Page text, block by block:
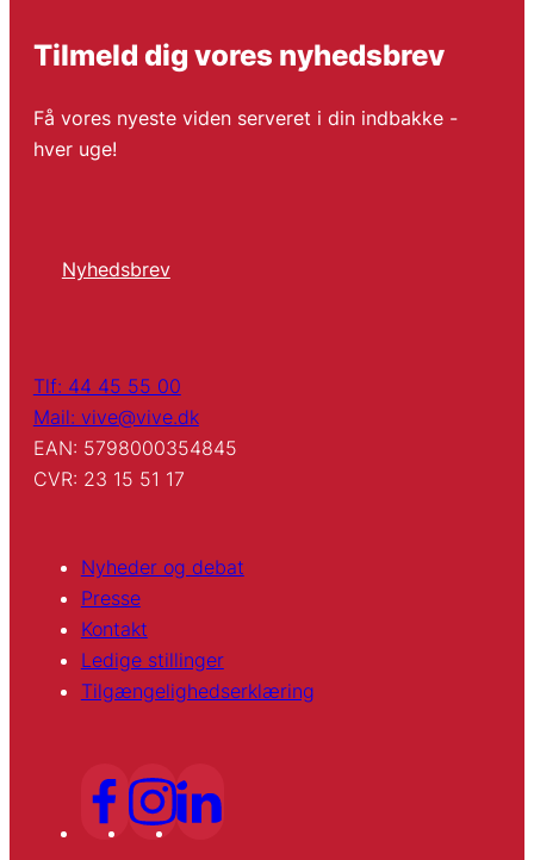
Tilmeld dig vores nyhedsbrev
Få vores nyeste viden serveret i din indbakke -
hver uge!
Nyhedsbrev
Tlf: 44 45 55 00
Mail: vive@vive.dk
EAN: 5798000354845
CVR: 23 15 51 17
Nyheder og debat
Presse
Kontakt
Ledige stillinger
Tilgængelighedserklæring